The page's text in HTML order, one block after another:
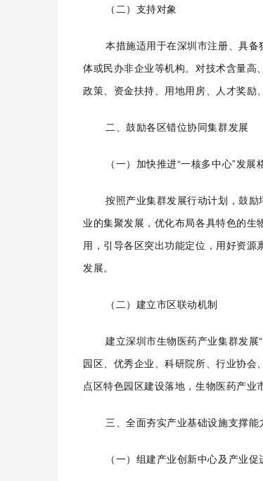
（二）支持对象
本措施适用于在深圳市注册、具备
体或民办非企业等机构。 对技术含量高
政策、资金扶持、用地用房、人才奖励
二、鼓励各区错位协同集群发展
（一）加快推进“一核多中心”发展
按照产业集群发展行动计划，鼓
业的集聚发展，优化布局各具特色的
用，引导各区突出功能定位，用好资
发展。
（二）建立市区联动机制
建立深圳市生物医药产业集群发
园区、优秀企业、科研院所、行业协
点区特色园区建设落地，生物医药产业
三、全面夯实产业基础设施支撑能
（一）组建产业创新中心及产业促